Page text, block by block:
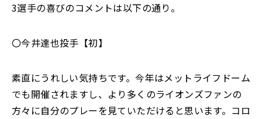
3選手の喜びのコメントは以下の通り。
〇今井達也投手【初】
素直にうれしい気持ちです。今年はメットライフドーム
でも開催されますし、より多くのライオンズファンの
方々に自分のプレーを見ていただけると思います。コロ